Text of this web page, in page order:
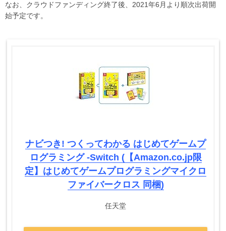
なお、クラウドファンディング終了後、2021年6⽉より順次出荷開
始予定です。
ナビつき! つくってわかる はじめてゲームプ
ログラミング -Switch (【Amazon.co.jp限
定】はじめてゲームプログラミングマイクロ
ファイバークロス 同梱)
任天堂